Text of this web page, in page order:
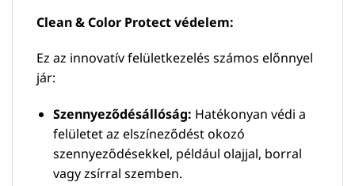
Clean & Color Protect védelem:
Ez az innovatív felületkezelés számos előnnyel
jár:
Szennyeződésállóság: Hatékonyan védi a
felületet az elszíneződést okozó
szennyeződésekkel, például olajjal, borral
vagy zsírral szemben.